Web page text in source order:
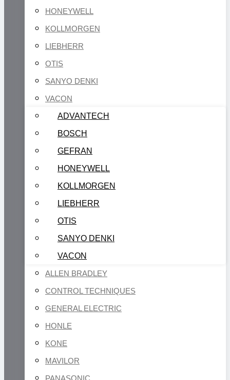
HONEYWELL
KOLLMORGEN
LIEBHERR
OTIS
SANYO DENKI
VACON
ADVANTECH
BOSCH
GEFRAN
HONEYWELL
KOLLMORGEN
LIEBHERR
OTIS
SANYO DENKI
VACON
ALLEN BRADLEY
CONTROL TECHNIQUES
GENERAL ELECTRIC
HONLE
KONE
MAVILOR